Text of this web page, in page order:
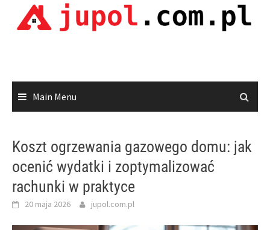
Main Menu
Koszt ogrzewania gazowego domu: jak
ocenić wydatki i zoptymalizować
rachunki w praktyce
20 maja 2026 jupol.com.pl